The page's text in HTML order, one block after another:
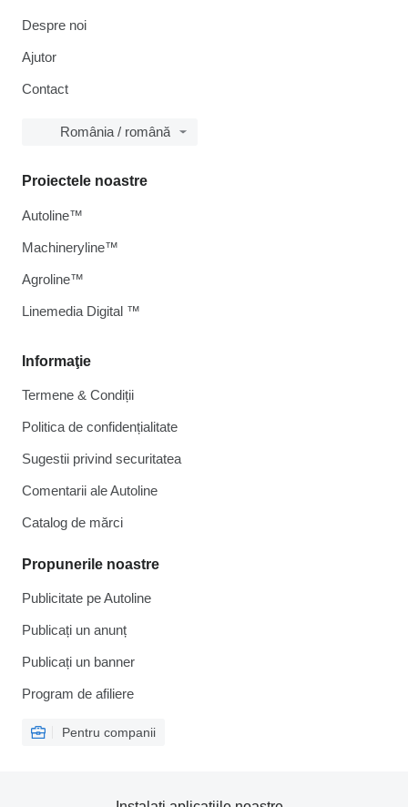
Despre noi
Ajutor
Contact
România / română
Informaţie
Termene & Condiții
Politica de confidențialitate
Sugestii privind securitatea
Comentarii ale Autoline
Catalog de mărcі
Propunerile noastre
Publicitate pe Autoline
Publicați un anunț
Publicați un banner
Program de afiliere
Pentru companii
Proiectele noastre
Autoline™
Machineryline™
Agroline™
Linemedia Digital ™